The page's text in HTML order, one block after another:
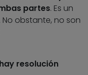
partes. Es un
obstante, no son
hay resolución